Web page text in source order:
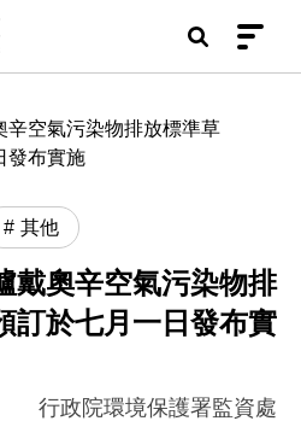
區
辛空氣污染物排放標準草
發布實施
其他
戴奧辛空氣污染物排
訂於七月一日發布實
行政院環境保護署監資處